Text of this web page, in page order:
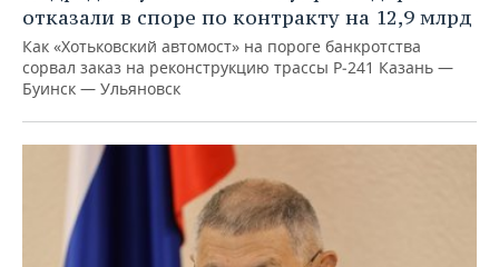
отказали в споре по контракту на 12,9 млрд
Как «Хотьковский автомост» на пороге банкротства
сорвал заказ на реконструкцию трассы Р‑241 Казань —
Буинск — Ульяновск